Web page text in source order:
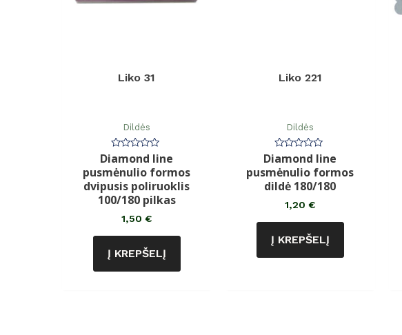
Liko 31
Dildės
Įvertinimas:
0
iš
5
Diamond line
pusmėnulio formos
dvipusis poliruoklis
100/180 pilkas
1,50 €
Į KREPŠELĮ
Liko 221
Dildės
Įvertinimas:
0
iš
5
Diamond line
pusmėnulio formos
dildė 180/180
1,20 €
Į KREPŠELĮ